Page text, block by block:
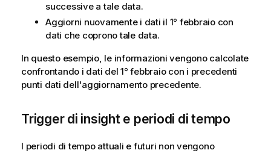
successive a tale data.
Aggiorni nuovamente i dati il 1° febbraio con
dati che coprono tale data.
In questo esempio, le informazioni vengono calcolate
confrontando i dati del 1° febbraio con i precedenti
punti dati dell'aggiornamento precedente.
Trigger di insight e periodi di tempo
I periodi di tempo attuali e futuri non vengono